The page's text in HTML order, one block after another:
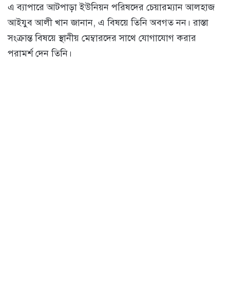
এ ব্যাপারে আটপাড়া ইউনিয়ন পরিষদের চেয়ারম্যান আলহাজ
আইযুব আলী খান জানান, এ বিষয়ে তিনি অবগত নন। রাস্তা
সংক্রান্ত বিষয়ে স্থানীয় মেম্বারদের সাথে যোগাযোগ করার
পরামর্শ দেন তিনি।